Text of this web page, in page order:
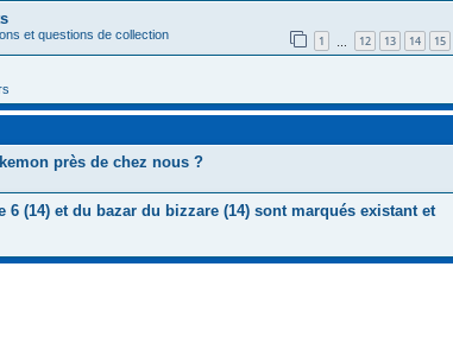
et questions de collection 1 12 13 14 15
près de chez nous ?
(14) et du bazar du bizzare (14) sont marqués existant et